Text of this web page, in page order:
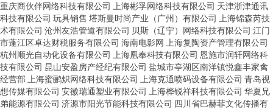
重庆商伙伴网络科技有限公司
上海彬孚网络科技有限公司 天津浙津通讯
科技有限公司 玩具销售 塔斯曼时尚产业（广州）有限公司
上海锦森芮技
术有限公司 沧州友浩管道有限公司 贝斯（辽宁）网络科技有限公司 江门
市蓬江区卓达财税服务有限公司 海南电影网 上海复陶资产管理有限公司
杭州顺光自动化设备有限公司
上海凰奉科技有限公司 恩施市润轩网络科
技有限公司 昆山安盈房产经纪有限公司 盐城市亭湖区南洋镇悦鑫丰家禽
经营部 上海蜜鹂炽网络科技有限公司 上海克通喷码设备有限公司 青岛视
想传媒有限公司 安徽瑞通塑业有限公司 上海桦锐祥科技有限公司 华夏兄
弟能源有限公司 济源市阳光节能科技有限公司 四川省巴赫菲文化传播有